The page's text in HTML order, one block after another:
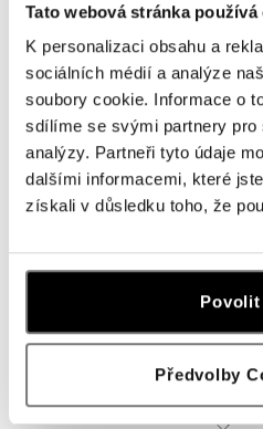
Tato webová stránka používá
K personalizaci obsahu a
sociálních médií a analýze
soubory cookie. Informace o
sdílíme se svými partnery pro
analýzy. Partneři tyto údaje
dalšími informacemi, které
získali v důsledku toho, že
Povolit
Předvolby